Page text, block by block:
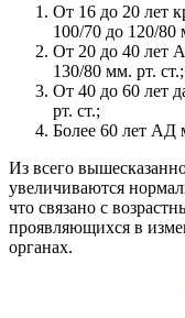
От 16 до 20 лет
100/70 до 120/80
От 20 до 40 лет
130/80 мм. рт. ст.;
От 40 до 60 лет
рт. ст.;
Более 60 лет АД
Из всего
увеличиваются
что связано с
проявляющихся в
органах.